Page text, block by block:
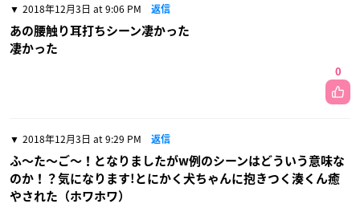
2018年12月3日 at 9:06 PM 返信
あの腰触り耳打ちシーン凄かった
凄かった
0
2018年12月3日 at 9:29 PM 返信
ふ〜た〜ご〜！となりましたがw例のシーンはどういう意味な
のか！？気になります!とにかく犬ちゃんに抱きつく湊くん癒
やされた（ホワホワ）